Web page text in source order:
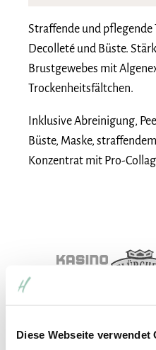
Diese Webseite verwendet
Straffende und
Decolleté und Büste.
Brustgewebes mit
Trockenheitsfältchen.
Inklusive Abreinigung,
Büste, Maske,
Konzentrat mit Pro-